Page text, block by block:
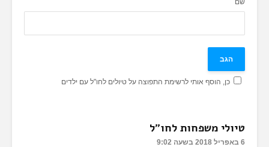
שם
כן, הוסף אותי לרשימת התפוצה על טיולים לחו"ל עם ילדים
טיולי משפחות לחו"ל
6 באפריל 2018 בשעה 9:02